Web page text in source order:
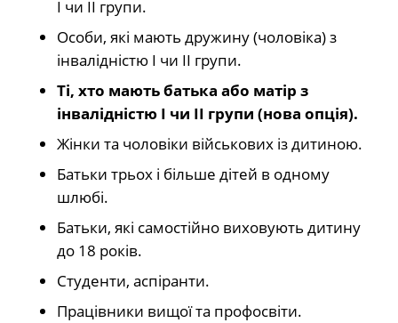
I чи II групи.
Особи, які мають дружину (чоловіка) з
інвалідністю I чи II групи.
Ті, хто мають батька або матір з
інвалідністю I чи II групи (нова опція).
Жінки та чоловіки військових із дитиною.
Батьки трьох і більше дітей в одному
шлюбі.
Батьки, які самостійно виховують дитину
до 18 років.
Студенти, аспіранти.
Працівники вищої та профосвіти.